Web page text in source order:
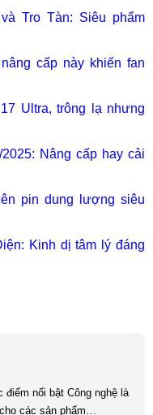
Tro Tàn: Siêu phẩm
cấp này khiến fan
Ultra, trông lạ nhưng
Nâng cấp hay cải
pin dung lượng siêu
Kinh dị tâm lý đáng
các sản phẩm